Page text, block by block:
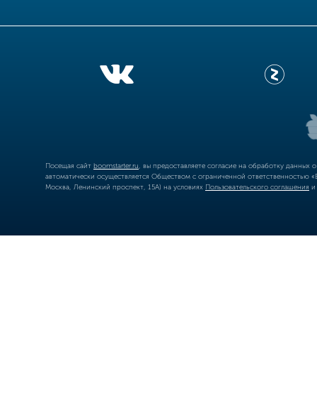
Посещая сайт boomstarter.ru , вы предоставляете согласие на обработку
автоматически осуществляется Обществом с ограниченной
Москва, Ленинский проспект, 15А) на условиях Пользовательского соглашения и